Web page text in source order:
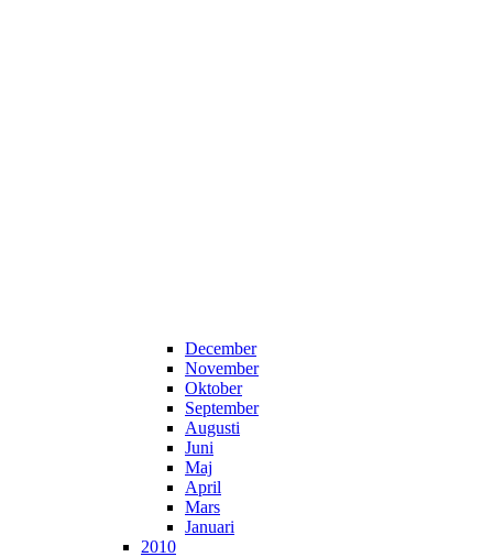
December
November
Oktober
September
Augusti
Juni
Maj
April
Mars
Januari
2010